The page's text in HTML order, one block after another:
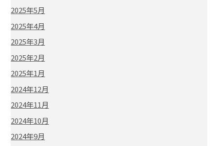
2025年5月
2025年4月
2025年3月
2025年2月
2025年1月
2024年12月
2024年11月
2024年10月
2024年9月